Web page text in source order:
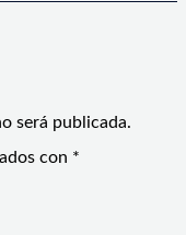
será publicada.
con *